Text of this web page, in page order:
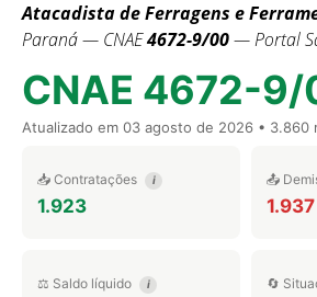
Atacadista de Ferragens e
Paraná — CNAE4672-9/00— Portal
CNAE 4672-
Atualizado em 03 agosto de 2026 • 3.860
📥 Contratações i
1.923
📤
1.937
⚖️ Saldo líquido i 🔄